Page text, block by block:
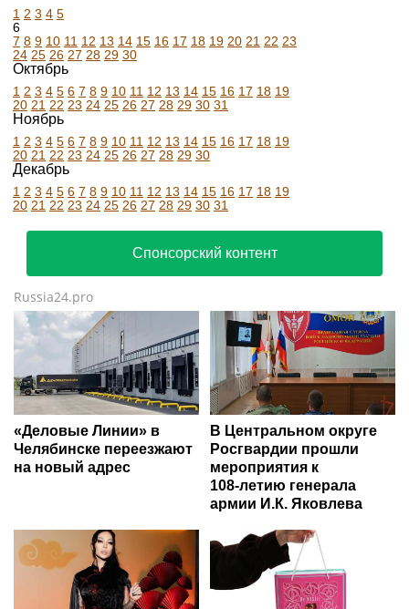
1 2 3 4 5
6
7 8 9 10 11 12 13 14 15 16 17 18 19 20 21 22 23
24 25 26 27 28 29 30
Октябрь
1 2 3 4 5 6 7 8 9 10 11 12 13 14 15 16 17 18 19
20 21 22 23 24 25 26 27 28 29 30 31
Ноябрь
1 2 3 4 5 6 7 8 9 10 11 12 13 14 15 16 17 18 19
20 21 22 23 24 25 26 27 28 29 30
Декабрь
1 2 3 4 5 6 7 8 9 10 11 12 13 14 15 16 17 18 19
20 21 22 23 24 25 26 27 28 29 30 31
Спонсорский контент
Russia24.pro
«Деловые Линии» в
Челябинске переезжают
на новый адрес
В Центральном округе
Росгвардии прошли
мероприятия к
108‑летию генерала
армии И.К. Яковлева